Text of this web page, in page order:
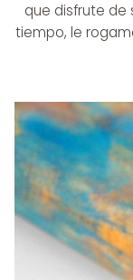
que disfrute de
tiempo, le